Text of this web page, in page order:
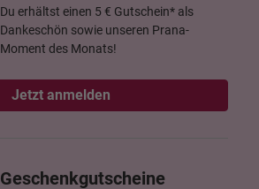
Du erhältst einen 5 € Gutschein* als
Dankeschön sowie unseren Prana-
Moment des Monats!
Jetzt anmelden
Geschenkgutscheine